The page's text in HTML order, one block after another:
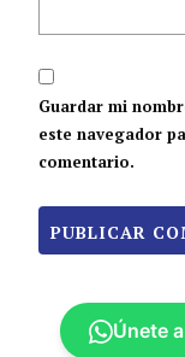
Guardar mi
este navegador
comentario.
Únete